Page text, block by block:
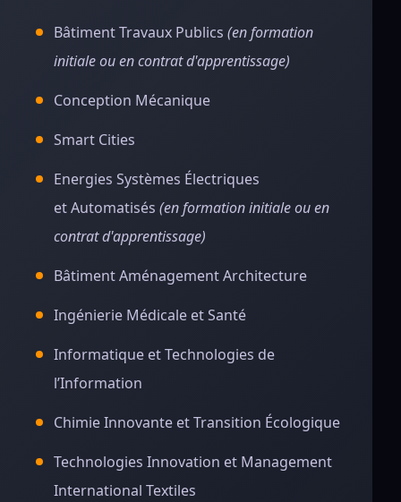
Bâtiment Travaux Publics (en formation
initiale ou en contrat d'apprentissage)
Conception Mécanique
Smart Cities
Energies Systèmes Électriques
et Automatisés (en formation initiale ou en
contrat d'apprentissage)
Bâtiment Aménagement Architecture
Ingénierie Médicale et Santé
Informatique et Technologies de
l’Information
Chimie Innovante et Transition Écologique
Technologies Innovation et Management
International Textiles